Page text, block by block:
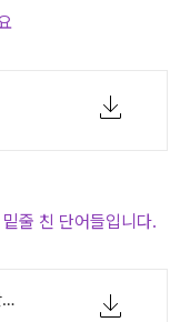
줄 친 단어들입니다.
고1 2025년 3월 한줄해석 0단계 - 단어연습.pdf